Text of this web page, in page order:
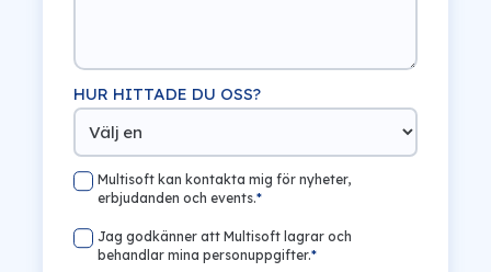
HUR HITTADE DU OSS?
Multisoft kan kontakta mig för nyheter,
erbjudanden och events.*
Jag godkänner att Multisoft lagrar och
behandlar mina personuppgifter.*